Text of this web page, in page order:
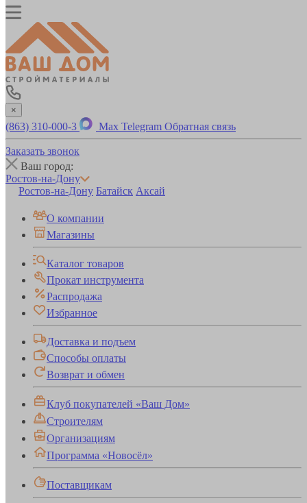
×
(863) 310-000-3 Max Telegram Обратная связь
Заказать звонок
Ваш город:
Ростов-на-Дону
Ростов-на-Дону Батайск Аксай
О компании
Магазины
Каталог товаров
Прокат инструмента
Распродажа
Избранное
Доставка и подъем
Способы оплаты
Возврат и обмен
Клуб покупателей «Ваш Дом»
Строителям
Организациям
Программа «Новосёл»
Поставщикам